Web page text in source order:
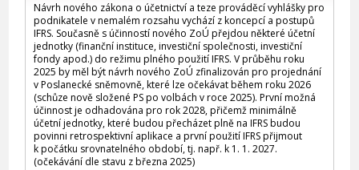
Návrh nového zákona o účetnictví a teze prováděcí vyhlášky pro
podnikatele v nemalém rozsahu vychází z koncepcí a postupů
IFRS. Současně s účinností nového ZoÚ přejdou některé účetní
jednotky (finanční instituce, investiční společnosti, investiční
fondy apod.) do režimu plného použití IFRS. V průběhu roku
2025 by měl být návrh nového ZoÚ zfinalizován pro projednání
v Poslanecké sněmovně, které lze očekávat během roku 2026
(schůze nově složené PS po volbách v roce 2025). První možná
účinnost je odhadována pro rok 2028, přičemž minimálně
účetní jednotky, které budou přecházet plně na IFRS budou
povinni retrospektivní aplikace a první použití IFRS přijmout
k počátku srovnatelného období, tj. např. k 1. 1. 2027.
(očekávání dle stavu z března 2025)